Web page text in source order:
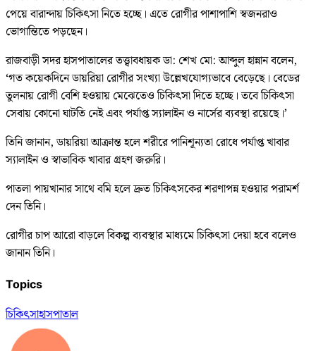
পেয়ে বারান্দায় চিকিৎসা নিতে হচ্ছে। এতে রোগীর পাশাপাশি স্বজনরাও
ভোগান্তিতে পড়ছেন।
রাজবাড়ী সদর হাসপাতালের তত্ত্বাবধায়ক ডা: শেখ মো: আব্দুল হান্নান বলেন,
‘গত কয়েকদিনে ডায়রিয়া রোগীর সংখ্যা উল্লেখযোগ্যভাবে বেড়েছে। বেডের
তুলনায় রোগী বেশি হওয়ায় মেঝেতেও চিকিৎসা দিতে হচ্ছে। তবে চিকিৎসা
সেবায় কোনো ঘাটতি নেই এবং পর্যাপ্ত স্যালাইন ও নার্সের ব্যবস্থা রয়েছে।’
তিনি জানান, ডায়রিয়া আক্রান্ত হলে শরীরে পানিশূন্যতা রোধে পর্যাপ্ত খাবার
স্যালাইন ও স্বাভাবিক খাবার গ্রহণ জরুরি।
পাতলা পায়খানার সাথে বমি হলে দ্রুত চিকিৎসকের শরণাপন্ন হওয়ার পরামর্শ
দেন তিনি।
রোগীর চাপ আরো বাড়লে বিকল্প ব্যবস্থার মাধ্যমে চিকিৎসা দেয়া হবে বলেও
জানান তিনি।
Topics
চিকিৎসাহাসপাতাল